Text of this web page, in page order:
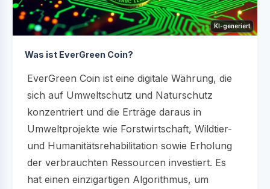
KI-generiert
Was ist EverGreen Coin?
EverGreen Coin ist eine digitale Währung, die
sich auf Umweltschutz und Naturschutz
konzentriert und die Erträge daraus in
Umweltprojekte wie Forstwirtschaft, Wildtier-
und Humanitätsrehabilitation sowie Erholung
der verbrauchten Ressourcen investiert. Es
hat einen einzigartigen Algorithmus, um